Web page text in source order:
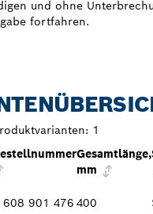
und ohne
fortfahren.
1
Gesamtlänge,
mm
608 901 476 400